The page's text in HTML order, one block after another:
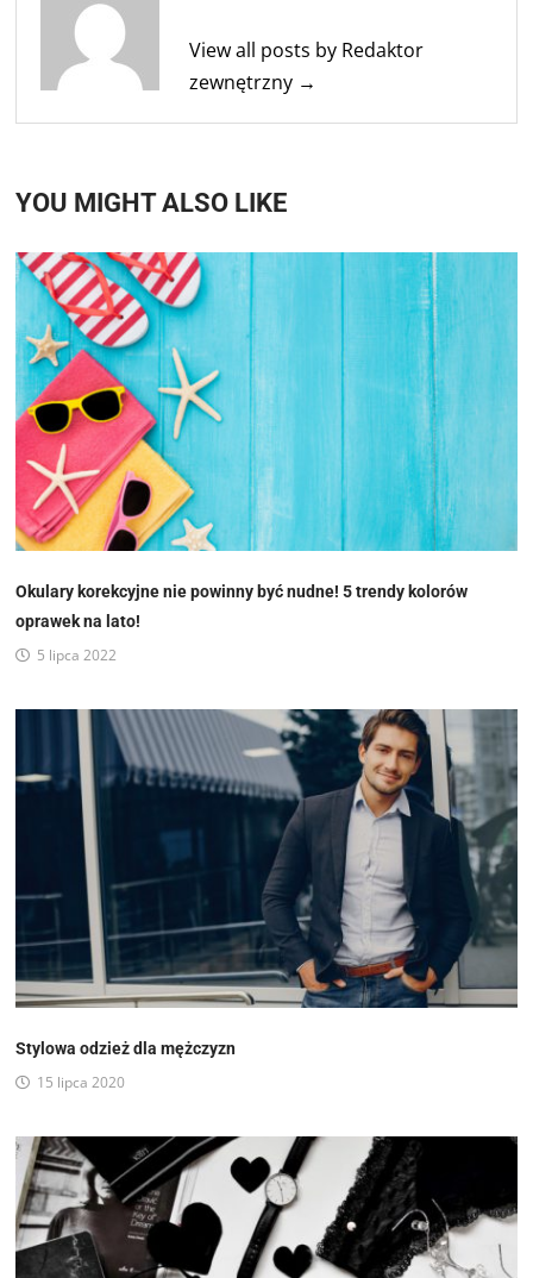
View all posts by Redaktor
zewnętrzny →
YOU MIGHT ALSO LIKE
Okulary korekcyjne nie powinny być nudne! 5 trendy kolorów
oprawek na lato!
5 lipca 2022
Stylowa odzież dla mężczyzn
15 lipca 2020